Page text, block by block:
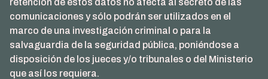
retención de estos datos no afecta al secreto de las
comunicaciones y sólo podrán ser utilizados en el
marco de una investigación criminal o para la
salvaguardia de la seguridad pública, poniéndose a
disposición de los jueces y/o tribunales o del Ministerio
que así los requiera.